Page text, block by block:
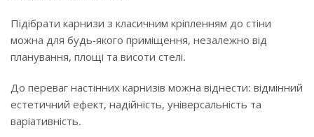
Підібрати карнизи з класичним кріпленням до стіни
можна для будь-якого приміщення, незалежно від
планування, площі та висоти стелі.
До переваг настінних карнизів можна віднести: відмінний
естетичний ефект, надійність, універсальність та
варіативність.